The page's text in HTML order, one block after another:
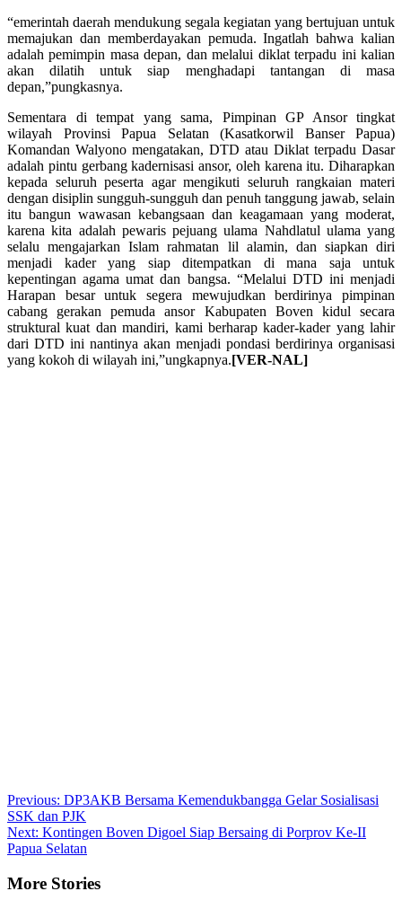
“emerintah daerah mendukung segala kegiatan yang bertujuan untuk
memajukan dan memberdayakan pemuda. Ingatlah bahwa kalian
adalah pemimpin masa depan, dan melalui diklat terpadu ini kalian
akan dilatih untuk siap menghadapi tantangan di masa
depan,”pungkasnya.
Sementara di tempat yang sama, Pimpinan GP Ansor tingkat
wilayah Provinsi Papua Selatan (Kasatkorwil Banser Papua)
Komandan Walyono mengatakan, DTD atau Diklat terpadu Dasar
adalah pintu gerbang kadernisasi ansor, oleh karena itu. Diharapkan
kepada seluruh peserta agar mengikuti seluruh rangkaian materi
dengan disiplin sungguh-sungguh dan penuh tanggung jawab, selain
itu bangun wawasan kebangsaan dan keagamaan yang moderat,
karena kita adalah pewaris pejuang ulama Nahdlatul ulama yang
selalu mengajarkan Islam rahmatan lil alamin, dan siapkan diri
menjadi kader yang siap ditempatkan di mana saja untuk
kepentingan agama umat dan bangsa. “Melalui DTD ini menjadi
Harapan besar untuk segera mewujudkan berdirinya pimpinan
cabang gerakan pemuda ansor Kabupaten Boven kidul secara
struktural kuat dan mandiri, kami berharap kader-kader yang lahir
dari DTD ini nantinya akan menjadi pondasi berdirinya organisasi
yang kokoh di wilayah ini,”ungkapnya.[VER-NAL]
Post
navigation
Previous: DP3AKB Bersama Kemendukbangga Gelar Sosialisasi
SSK dan PJK
Next: Kontingen Boven Digoel Siap Bersaing di Porprov Ke-II
Papua Selatan
More Stories